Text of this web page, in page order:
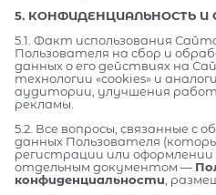
5. КОНФИДЕНЦИАЛЬНОСТЬ
5.1. Факт использования
Пользователя на сбор и
данных о его действиях на
технологии «cookies» и
аудитории, улучшения
рекламы.
5.2. Все вопросы, связанные с
данных Пользователя
регистрации или оформлении
отдельным документом —
конфиденциальности,